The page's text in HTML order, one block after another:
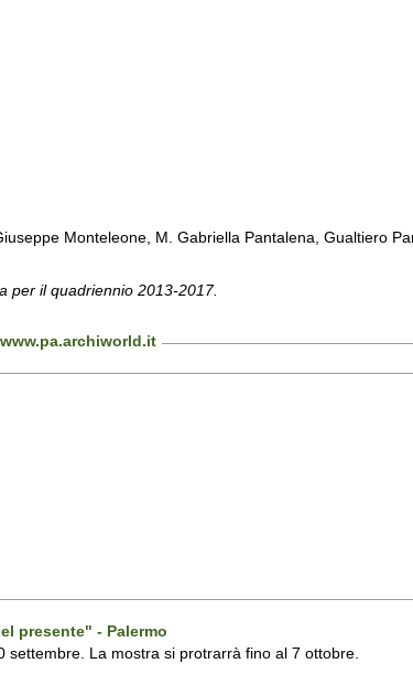
Monteleone, M. Gabriella Pantalena, Gualtiero
per il quadriennio 2013-2017.
presente" - Palermo
settembre. La mostra si protrarrà fino al 7 ottobre.